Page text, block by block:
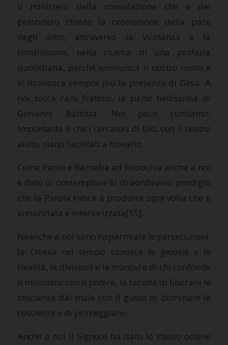
Il ministero della consolazione che è del
presbitero chiede la costruzione della pace
degli altri, attraverso la vicinanza e la
condivisione, nella ricerca di una profezia
quotidiana, perché sminuisca il nostro ruolo e
si riconosca sempre più la presenza di Gesù. A
noi tocca caro fratello, la parte bellissima di
Giovanni Battista. Noi poco contiamo.
Importante è che i cercatori di Dio, con il nostro
aiuto, siano facilitati a trovarlo.
Come Paolo e Barnaba ad Antiochia anche a noi
è dato di contemplare lo straordinario prodigio
che la Parola riesce a produrre ogni volta che è
annunziata e interiorizzata[15].
Neanche a noi sono risparmiate le persecuzioni:
la Chiesa
nel tempo conosce le gelosie e le
rivalità, le divisioni e le manovre di chi confonde
il ministero con il potere, la facoltà di liberare le
coscienze dal male con il gusto di dominare le
coscienze e di primeggiare.
Anche a noi il Signore ha dato lo stesso ordine